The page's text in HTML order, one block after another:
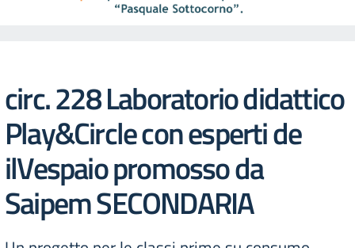
circ. 228 Laboratorio didattico
Play&Circle con esperti de
ilVespaio promosso da
Saipem SECONDARIA